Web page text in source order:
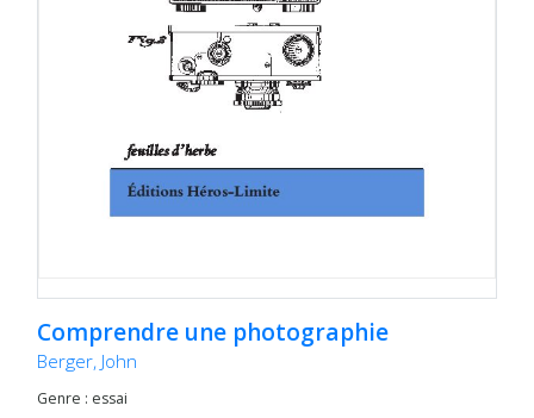
Comprendre une photographie
Berger, John
Genre : essai